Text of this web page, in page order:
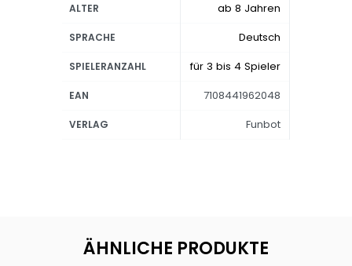
ALTER ab 8 Jahren
SPRACHE Deutsch
SPIELERANZAHL für 3 bis 4 Spieler
EAN 7108441962048
VERLAG Funbot
ÄHNLICHE PRODUKTE